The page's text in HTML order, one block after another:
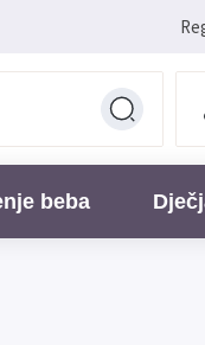
beba